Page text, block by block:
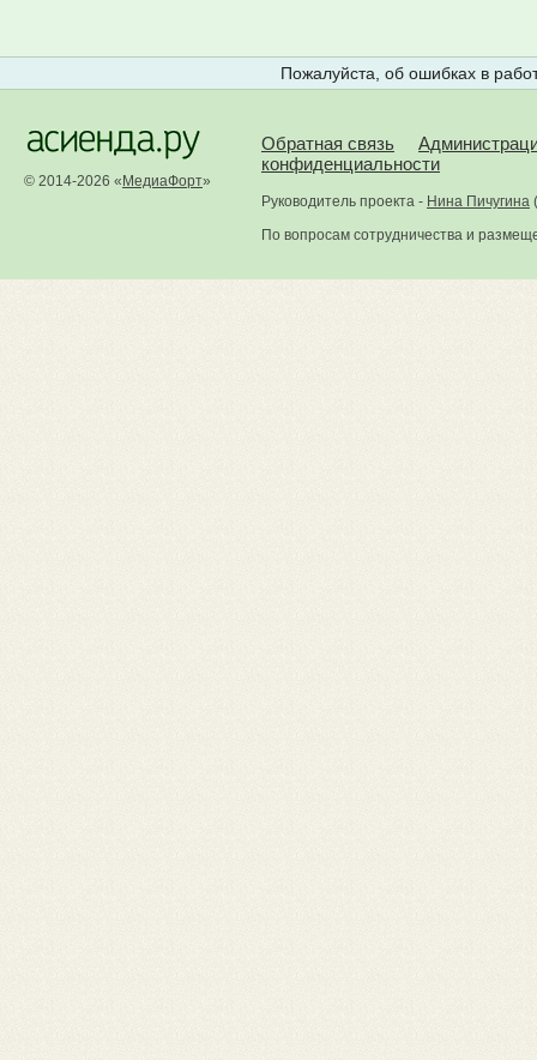
Пожалуйста, об ошибках в
© 2014-2026 « МедиаФорт»
Обратная связь
конфиденциальности
Руководитель проекта - Нина Пичугина (
По вопросам сотрудничества и